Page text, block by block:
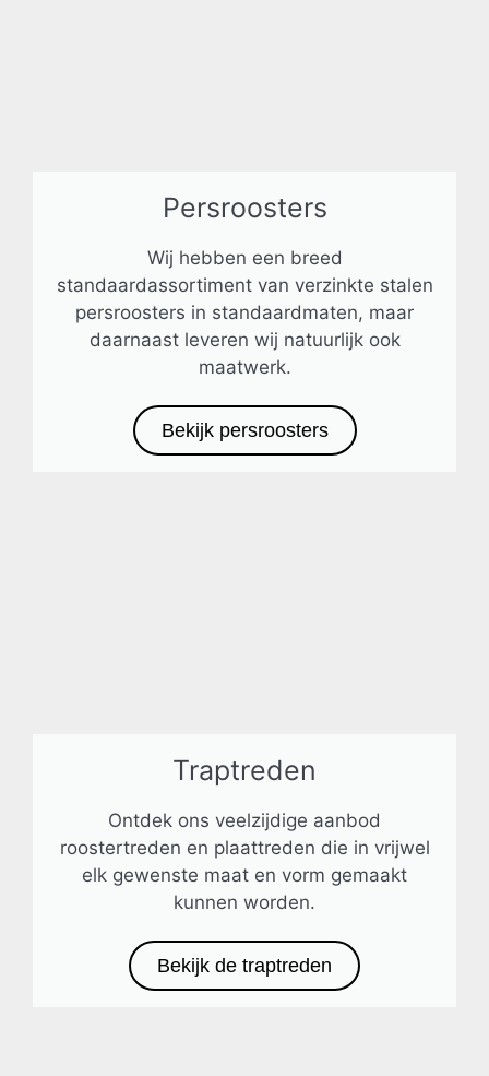
Persroosters
Wij hebben een breed
standaardassortiment van verzinkte stalen
persroosters in standaardmaten, maar
daarnaast leveren wij natuurlijk ook
maatwerk.
Bekijk persroosters
Traptreden
Ontdek ons veelzijdige aanbod
roostertreden en plaattreden die in vrijwel
elk gewenste maat en vorm gemaakt
kunnen worden.
Bekijk de traptreden